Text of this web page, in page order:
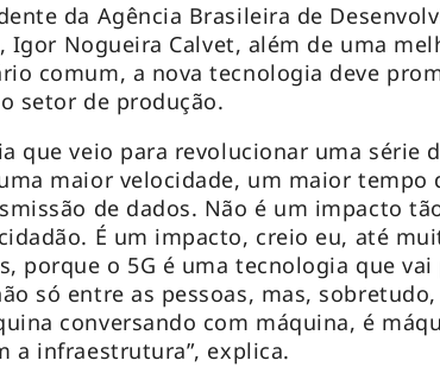
da Agência Brasileira de
Igor Nogueira Calvet, além de uma
comum, a nova tecnologia deve
setor de produção.
que veio para revolucionar uma série
maior velocidade, um maior tempo
de dados. Não é um impacto
É um impacto, creio eu, até
porque o 5G é uma tecnologia que
só entre as pessoas, mas,
conversando com máquina, é
a infraestrutura”, explica.